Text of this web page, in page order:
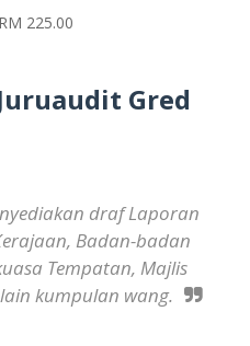
225.00
Gred
draf Laporan
Badan-badan
Tempatan, Majlis
kumpulan wang.